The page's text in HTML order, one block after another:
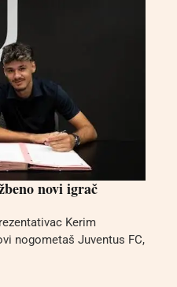
novi igrač
Kerim
nogometaš Juventus FC,